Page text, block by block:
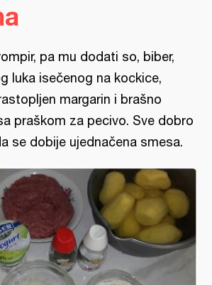
pa mu dodati so, biber,
luka isečenog na kockice,
margarin i brašno
praškom za pecivo. Sve dobro
se dobije ujednačena smesa.